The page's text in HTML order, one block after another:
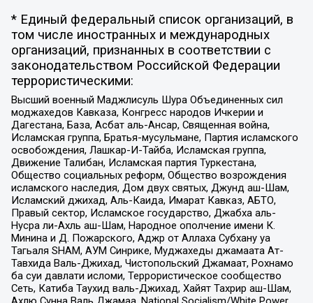
* Единый федеральный список организаций, в
том числе иностранных и международных
организаций, признанных в соответствии с
законодательством Российской Федерации
террористическими:
Высший военный Маджлисуль Шура Объединенных сил
моджахедов Кавказа, Конгресс народов Ичкерии и
Дагестана, База, Асбат аль-Ансар, Священная война,
Исламская группа, Братья-мусульмане, Партия исламского
освобождения, Лашкар-И-Тайба, Исламская группа,
Движение Талибан, Исламская партия Туркестана,
Общество социальных реформ, Общество возрождения
исламского наследия, Дом двух святых, Джунд аш-Шам,
Исламский джихад, Аль-Каида, Имарат Кавказ, АБТО,
Правый сектор, Исламское государство, Джабха аль-
Нусра ли-Ахль аш-Шам, Народное ополчение имени К.
Минина и Д. Пожарского, Аджр от Аллаха Субхану уа
Тагьаля SHAM, АУМ Синрике, Муджахеды джамаата Ат-
Тавхида Валь-Джихад, Чистопольский Джамаат, Рохнамо
ба суи давлати исломи, Террористическое сообщество
Сеть, Катиба Таухид валь-Джихад, Хайят Тахрир аш-Шам,